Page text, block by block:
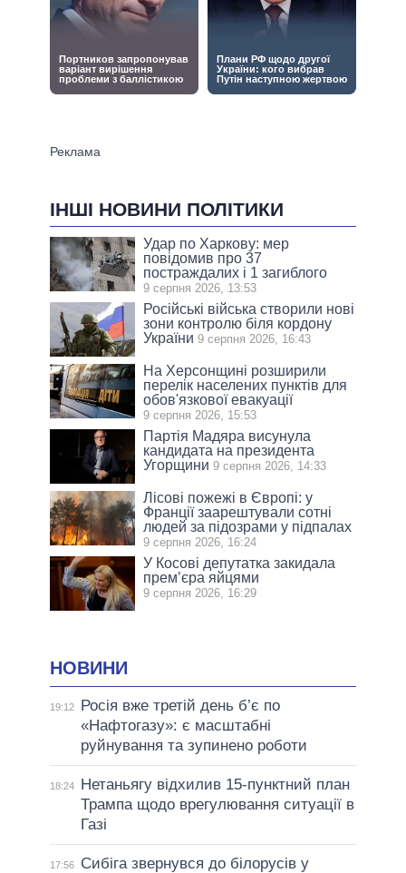
ІНШІ НОВИНИ ПОЛІТИКИ
Удар по Харкову: мер
повідомив про 37
постраждалих і 1 загиблого
9 серпня 2026, 13:53
Російські війська створили нові
зони контролю біля кордону
України 9 серпня 2026, 16:43
На Херсонщині розширили
перелік населених пунктів для
обов'язкової евакуації
9 серпня 2026, 15:53
Партія Мадяра висунула
кандидата на президента
Угорщини 9 серпня 2026, 14:33
Лісові пожежі в Європі: у
Франції заарештували сотні
людей за підозрами у підпалах
9 серпня 2026, 16:24
У Косові депутатка закидала
прем’єра яйцями
9 серпня 2026, 16:29
НОВИНИ
19:12
Росія вже третій день б’є по
«Нафтогазу»: є масштабні
руйнування та зупинено роботи
18:24
Нетаньягу відхилив 15-пунктний план
Трампа щодо врегулювання ситуації в
Газі
17:56
Сибіга звернувся до білорусів у